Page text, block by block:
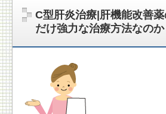
C型肝炎治療|肝機能改善
だけ強力な治療方法なの